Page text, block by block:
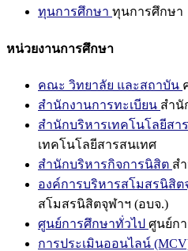
ทุนการศึกษา ทุนการศึกษา
หน่วยงานการศึกษา
คณะ วิทยาลัย และสถาบัน
สำนักงานการทะเบียน สำนั
สำนักบริหารเทคโนโลยีสา
เทคโนโลยีสารสนเทศ
สำนักบริหารกิจการนิสิต ส
องค์การบริหารสโมสรนิสิต
สโมสรนิสิตจุฬาฯ (อบจ.)
ศูนย์การศึกษาทั่วไป ศูนย์ก
การประเมินออนไลน์